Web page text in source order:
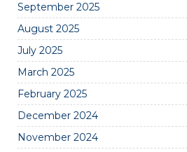
September 2025
August 2025
July 2025
March 2025
February 2025
December 2024
November 2024